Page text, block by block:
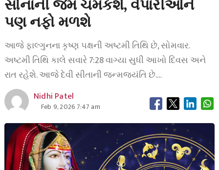
સોનાની જેમ ચમકશે, વેપારીઓને
પણ નફો મળશે
આજે ફાલ્ગુનના કૃષ્ણ પક્ષની અષ્ટમી તિથિ છે, સોમવાર.
અષ્ટમી તિથિ કાલે સવારે 7:28 વાગ્યા સુધી આખો દિવસ અને
રાત રહેશે. આજે દેવી સીતાની જન્મજયંતિ છે.…
Nidhi Patel
Feb 9, 2026 7:47 am